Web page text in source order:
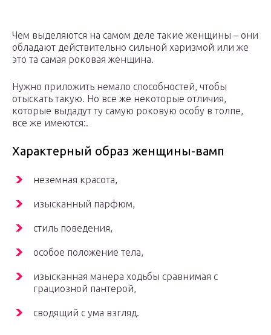
Чем выделяются на самом деле такие женщины – они
обладают действительно сильной харизмой или же
это та самая роковая женщина.
Нужно приложить немало способностей, чтобы
отыскать такую. Но все же некоторые отличия,
которые выдадут ту самую роковую особу в толпе,
все же имеются:.
Характерный образ женщины-вамп
неземная красота,
изысканный парфюм,
стиль поведения,
особое положение тела,
изысканная манера ходьбы сравнимая с
грациозной пантерой,
сводящий с ума взгляд.